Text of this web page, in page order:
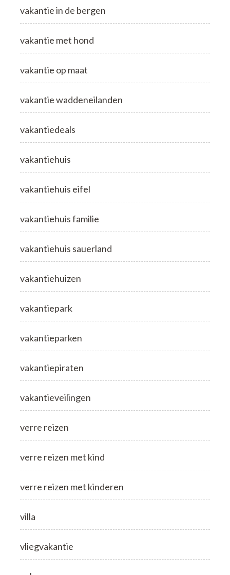
vakantie in de bergen
vakantie met hond
vakantie op maat
vakantie waddeneilanden
vakantiedeals
vakantiehuis
vakantiehuis eifel
vakantiehuis familie
vakantiehuis sauerland
vakantiehuizen
vakantiepark
vakantieparken
vakantiepiraten
vakantieveilingen
verre reizen
verre reizen met kind
verre reizen met kinderen
villa
vliegvakantie